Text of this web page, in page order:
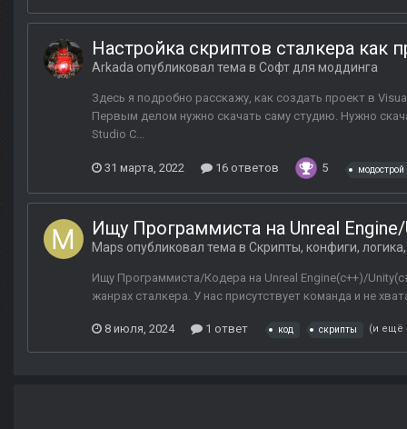
Настройка скриптов сталкера как
Arkada опубликовал тема в Софт для моддинга
Здесь я подробно расскажу, как создать проект в
Первым делом нужно скачать саму студию. Нужно
Studio C...
31 марта, 2022 16 ответов 5 модострой
Ищу Программиста на Unreal
Maps опубликовал тема в Скрипты, конфиги,
Ищу Программиста/Кодера на Unreal Engine(c++)/
жанрах сталкера. У нас присутствует команда и не
8 июля, 2024 1 ответ код скрипты (и ещё